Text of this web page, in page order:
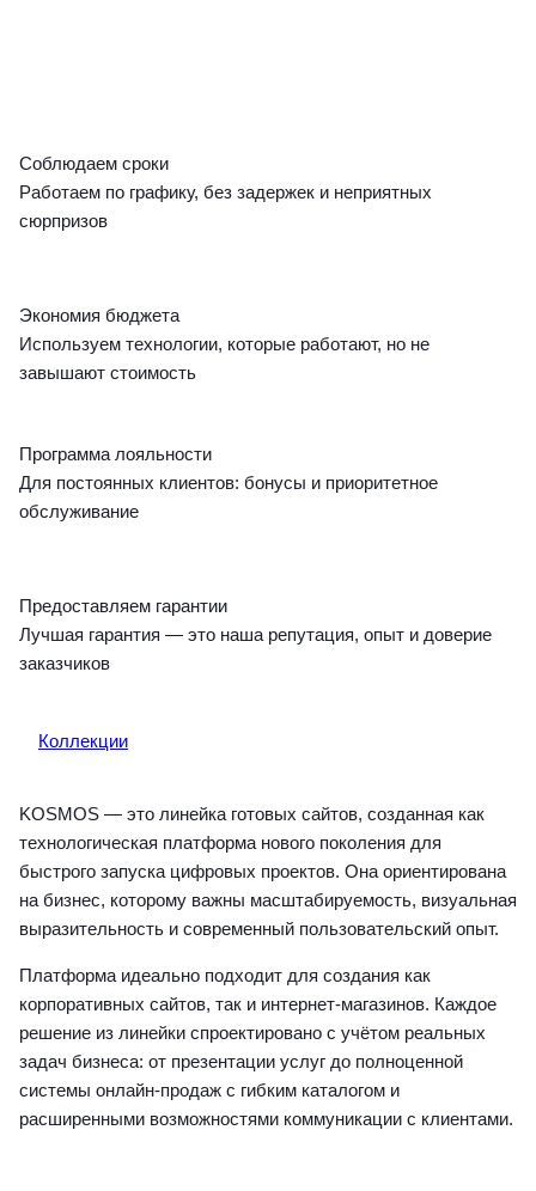
Соблюдаем сроки
Работаем по графику, без задержек и неприятных
сюрпризов
Экономия бюджета
Используем технологии, которые работают, но не
завышают стоимость
Программа лояльности
Для постоянных клиентов: бонусы и приоритетное
обслуживание
Предоставляем гарантии
Лучшая гарантия — это наша репутация, опыт и доверие
заказчиков
Коллекции
KOSMOS — это линейка готовых сайтов, созданная как
технологическая платформа нового поколения для
быстрого запуска цифровых проектов. Она ориентирована
на бизнес, которому важны масштабируемость, визуальная
выразительность и современный пользовательский опыт.
Платформа идеально подходит для создания как
корпоративных сайтов, так и интернет-магазинов. Каждое
решение из линейки спроектировано с учётом реальных
задач бизнеса: от презентации услуг до полноценной
системы онлайн-продаж с гибким каталогом и
расширенными возможностями коммуникации с клиентами.